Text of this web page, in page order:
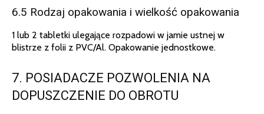
6.5 Rodzaj opakowania i wielkość opakowania
1 lub 2 tabletki ulegające rozpadowi w jamie ustnej w
blistrze z folii z PVC/Al. Opakowanie jednostkowe.
7. POSIADACZE POZWOLENIA NA
DOPUSZCZENIE DO OBROTU